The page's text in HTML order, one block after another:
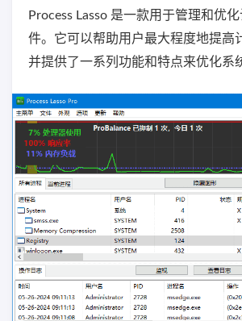
Process Lasso 是一款用于管理和优
件。它可以帮助用户最大程度地提高
并提供了一系列功能和特点来优化系